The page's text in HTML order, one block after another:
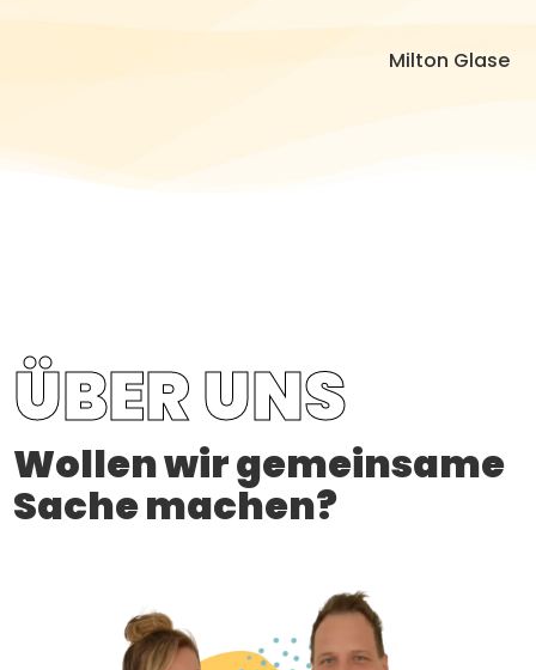
Milton Glase
ÜBER UNS
Wollen wir gemeinsame
Sache machen?